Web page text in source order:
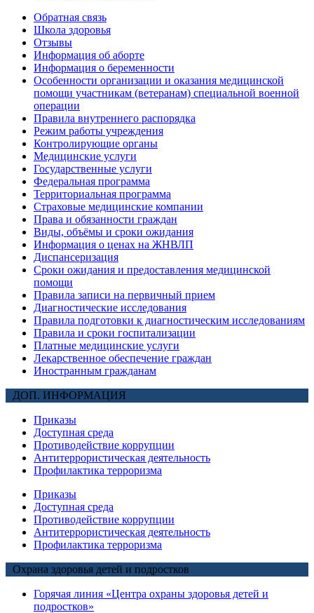
Обратная связь
Школа здоровья
Отзывы
Информация об аборте
Информация о беременности
Особенности организации и оказания медицинской
помощи участникам (ветеранам) специальной военной
операции
Правила внутреннего распорядка
Режим работы учреждения
Контролирующие органы
Медицинские услуги
Государственные услуги
Федеральная программа
Территориальная программа
Страховые медицинские компании
Права и обязанности граждан
Виды, объёмы и сроки ожидания
Информация о ценах на ЖНВЛП
Диспансеризация
Сроки ожидания и предоставления медицинской
помощи
Правила записи на первичный прием
Диагностические исследования
Правила подготовки к диагностическим исследованиям
Правила и сроки госпитализации
Платные медицинские услуги
Лекарственное обеспечение граждан
Иностранным гражданам
ДОП. ИНФОРМАЦИЯ
Приказы
Доступная среда
Противодействие коррупции
Антитеррористическая деятельность
Профилактика терроризма
Приказы
Доступная среда
Противодействие коррупции
Антитеррористическая деятельность
Профилактика терроризма
Охрана здоровья детей и подростков
Горячая линия «Центра охраны здоровья детей и
подростков»